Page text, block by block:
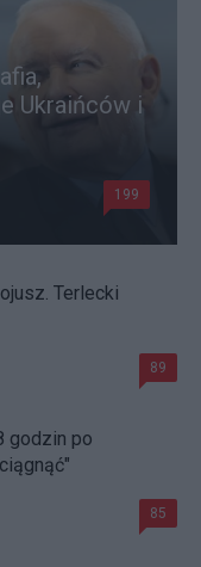
Ukraińców i
199
Terlecki
89
godzin po
85